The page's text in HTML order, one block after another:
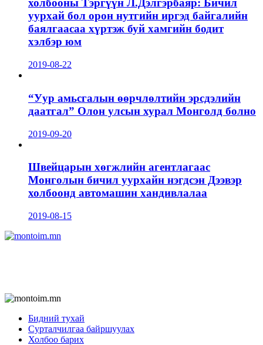
холбооны Тэргүүн Л.Дэлгэрбаяр: Бичил
уурхай бол орон нутгийн иргэд байгалийн
баялгаасаа хүртэж буй хамгийн бодит
хэлбэр юм
2019-08-22
“Уур амьсгалын өөрчлөлтийн эрсдэлийн
даатгал” Олон улсын хурал Монголд болно
2019-09-20
Швейцарын хөгжлийн агентлагаас
Монголын бичил уурхайн нэгдсэн Дээвэр
холбоонд автомашин хандивлалаа
2019-08-15
Бидний тухай
Сурталчилгаа байршуулах
Холбоо барих